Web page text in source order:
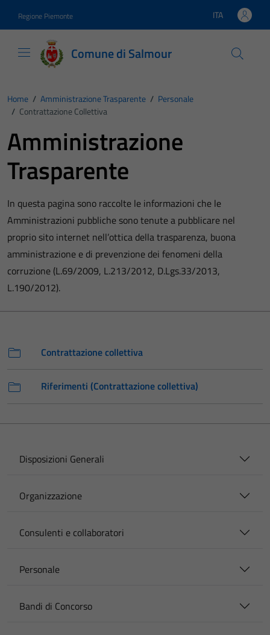
Regione Piemonte Lingua attiva:
ITA
Comune di Salmour
Home / Amministrazione Trasparente / Personale
/ Contrattazione Collettiva
Amministrazione
Trasparente
In questa pagina sono raccolte le informazioni che le
Amministrazioni pubbliche sono tenute a pubblicare nel
proprio sito internet nell’ottica della trasparenza, buona
amministrazione e di prevenzione dei fenomeni della
corruzione (L.69/2009, L.213/2012, D.Lgs.33/2013,
L.190/2012).
Contrattazione collettiva
Riferimenti (Contrattazione collettiva)
Disposizioni Generali
Organizzazione
Consulenti e collaboratori
Personale
Bandi di Concorso